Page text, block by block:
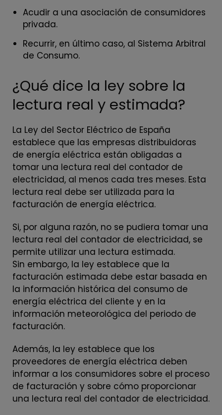
Acudir a una asociación de consumidores
privada.
Recurrir, en último caso, al Sistema Arbitral
de Consumo.
¿Qué dice la ley sobre la
lectura real y estimada?
La Ley del Sector Eléctrico de España
establece que las empresas distribuidoras
de energía eléctrica están obligadas a
tomar una lectura real del contador de
electricidad, al menos cada tres meses. Esta
lectura real debe ser utilizada para la
facturación de energía eléctrica.
Si, por alguna razón, no se pudiera tomar una
lectura real del contador de electricidad, se
permite utilizar una lectura estimada.
Sin embargo, la ley establece que la
facturación estimada debe estar basada en
la información histórica del consumo de
energía eléctrica del cliente y en la
información meteorológica del periodo de
facturación.
Además, la ley establece que los
proveedores de energía eléctrica deben
informar a los consumidores sobre el proceso
de facturación y sobre cómo proporcionar
una lectura real del contador de electricidad.